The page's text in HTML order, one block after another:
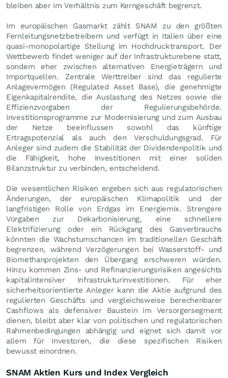
bleiben aber im Verhältnis zum Kerngeschäft begrenzt.
Im europäischen Gasmarkt zählt SNAM zu den größten
Fernleitungsnetzbetreibern und verfügt in Italien über eine
quasi-monopolartige Stellung im Hochdrucktransport. Der
Wettbewerb findet weniger auf der Infrastrukturebene statt,
sondern eher zwischen alternativen Energieträgern und
Importquellen. Zentrale Werttreiber sind das regulierte
Anlagevermögen (Regulated Asset Base), die genehmigte
Eigenkapitalrendite, die Auslastung des Netzes sowie die
Effizienzvorgaben der Regulierungsbehörde.
Investitionsprogramme zur Modernisierung und zum Ausbau
der Netze beeinflussen sowohl das künftige
Ertragspotenzial als auch den Verschuldungsgrad. Für
Anleger sind zudem die Stabilität der Dividendenpolitik und
die Fähigkeit, hohe Investitionen mit einer soliden
Bilanzstruktur zu verbinden, entscheidend.
Die wesentlichen Risiken ergeben sich aus regulatorischen
Änderungen, der europäischen Klimapolitik und der
langfristigen Rolle von Erdgas im Energiemix. Strengere
Vorgaben zur Dekarbonisierung, eine schnellere
Elektrifizierung oder ein Rückgang des Gasverbrauchs
könnten die Wachstumschancen im traditionellen Geschäft
begrenzen, während Verzögerungen bei Wasserstoff- und
Biomethanprojekten den Übergang erschweren würden.
Hinzu kommen Zins- und Refinanzierungsrisiken angesichts
kapitalintensiver Infrastrukturinvestitionen. Für eher
sicherheitsorientierte Anleger kann die Aktie aufgrund des
regulierten Geschäfts und vergleichsweise berechenbarer
Cashflows als defensiver Baustein im Versorgersegment
dienen, bleibt aber klar von politischen und regulatorischen
Rahmenbedingungen abhängig und eignet sich damit vor
allem für Investoren, die diese spezifischen Risiken
bewusst einordnen.
SNAM Aktien Kurs und Index Vergleich